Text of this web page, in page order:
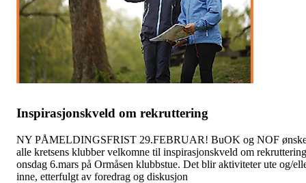
Inspirasjonskveld om rekruttering
NY PÅMELDINGSFRIST 29.FEBRUAR! BuOK og NOF
alle kretsens klubber velkomne til inspirasjonskveld om rekruttering
onsdag 6.mars på Ormåsen klubbstue. Det blir aktiviteter ute og/
inne, etterfulgt av foredrag og diskusjon